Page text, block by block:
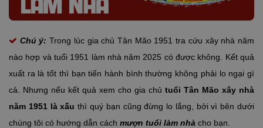
Chú ý: Trong lúc gia chủ Tân Mão 1951 tra cứu xây nhà năm
nào hợp và tuổi 1951 làm nhà năm 2025 có được không. Kết quả
xuất ra là tốt thì bạn tiến hành bình thường không phải lo ngại gì
cả. Nhưng nếu kết quả xem cho gia chủ tuổi Tân Mão xây nhà
năm 1951 là xấu thì quý bạn cũng đừng lo lắng, bởi vì bên dưới
chúng tôi có hướng dẫn cách mượn tuổi làm nhà cho bạn.